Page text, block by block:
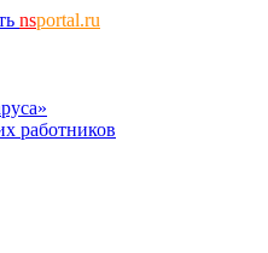
nsportal.ru
работников